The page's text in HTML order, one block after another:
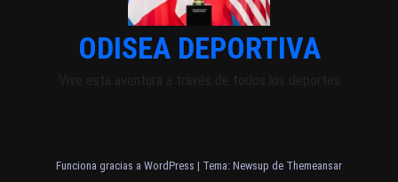
ODISEA DEPORTIVA
Vive esta aventura a través de todos los deportes
Funciona gracias a WordPress | Tema: Newsup de Themeansar